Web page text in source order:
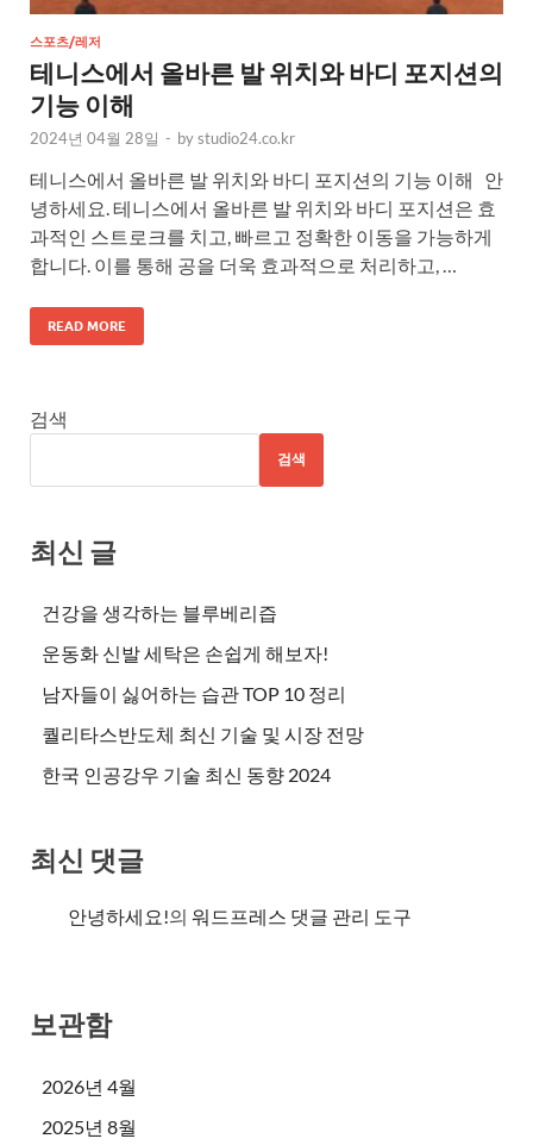
스포츠/레저
테니스에서 올바른 발 위치와 바디 포지션의
기능 이해
2024년 04월 28일 - bystudio24.co.kr
테니스에서 올바른 발 위치와 바디 포지션의 기능 이해 안
녕하세요. 테니스에서 올바른 발 위치와 바디 포지션은 효
과적인 스트로크를 치고, 빠르고 정확한 이동을 가능하게
합니다. 이를 통해 공을 더욱 효과적으로 처리하고, …
READ MORE
검색
검색
최신 글
건강을 생각하는 블루베리즙
운동화 신발 세탁은 손쉽게 해보자!
남자들이 싫어하는 습관 TOP 10 정리
퀄리타스반도체 최신 기술 및 시장 전망
한국 인공강우 기술 최신 동향 2024
최신 댓글
안녕하세요!의 워드프레스 댓글 관리 도구
보관함
2026년 4월
2025년 8월